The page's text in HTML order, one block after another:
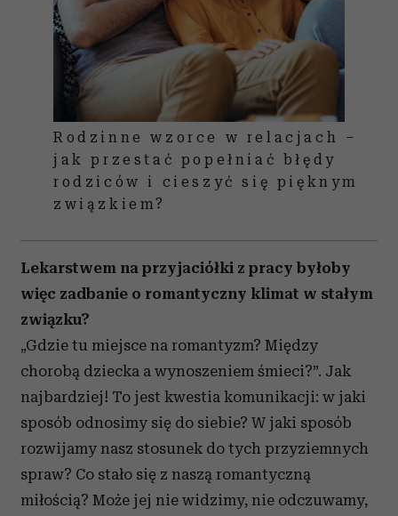
Rodzinne wzorce w relacjach –
jak przestać popełniać błędy
rodziców i cieszyć się pięknym
związkiem?
Lekarstwem na przyjaciółki z pracy byłoby
więc zadbanie o romantyczny klimat w stałym
związku?
„Gdzie tu miejsce na romantyzm? Między
chorobą dziecka a wynoszeniem śmieci?”. Jak
najbardziej! To jest kwestia komunikacji: w jaki
sposób odnosimy się do siebie? W jaki sposób
rozwijamy nasz stosunek do tych przyziemnych
spraw? Co stało się z naszą romantyczną
miłością? Może jej nie widzimy, nie odczuwamy,